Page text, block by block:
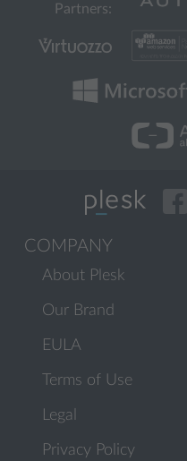
Partners:
COMPANY
About Plesk
Our Brand
EULA
Terms of Use
Legal
Privacy Policy